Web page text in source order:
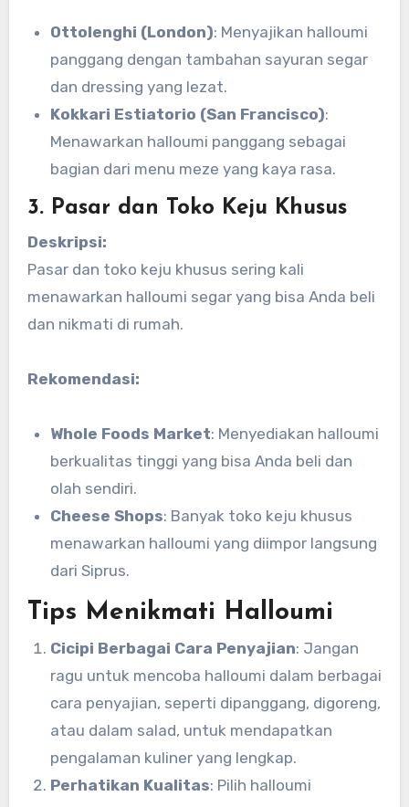
Ottolenghi (London): Menyajikan halloumi
panggang dengan tambahan sayuran segar
dan dressing yang lezat.
Kokkari Estiatorio (San Francisco):
Menawarkan halloumi panggang sebagai
bagian dari menu meze yang kaya rasa.
3. Pasar dan Toko Keju Khusus
Deskripsi:
Pasar dan toko keju khusus sering kali
menawarkan halloumi segar yang bisa Anda beli
dan nikmati di rumah.
Rekomendasi:
Whole Foods Market: Menyediakan halloumi
berkualitas tinggi yang bisa Anda beli dan
olah sendiri.
Cheese Shops: Banyak toko keju khusus
menawarkan halloumi yang diimpor langsung
dari Siprus.
Tips Menikmati Halloumi
Cicipi Berbagai Cara Penyajian: Jangan
ragu untuk mencoba halloumi dalam berbagai
cara penyajian, seperti dipanggang, digoreng,
atau dalam salad, untuk mendapatkan
pengalaman kuliner yang lengkap.
Perhatikan Kualitas: Pilih halloumi